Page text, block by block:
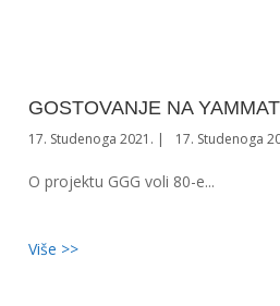
GOSTOVANJE NA
17. Studenoga 2021. 17. Studenoga
O projektu GGG voli 80-e...
Više >>